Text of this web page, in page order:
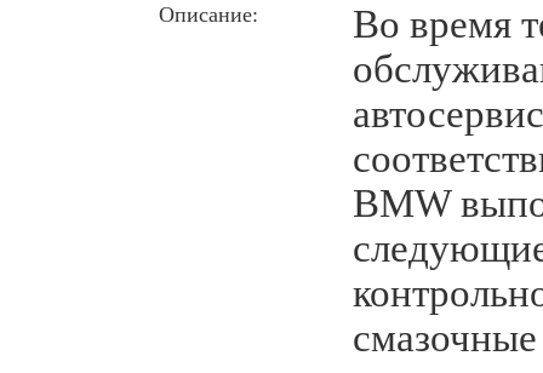
Описание:
Во время
BMW